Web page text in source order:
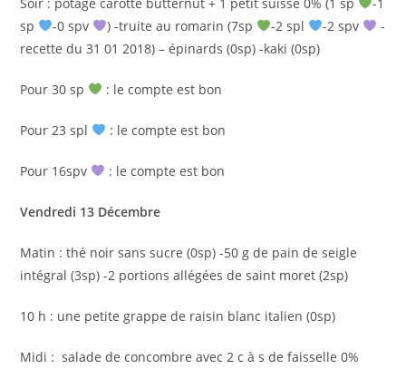
sp
-0 spv ) -truite au romarin (7sp -2 spl -2 spv
-
recette du 31 01 2018) – épinards (0sp) -kaki (0sp)
Pour 30 sp : le compte est bon
Pour 23 spl : le compte est bon
Pour 16spv : le compte est bon
Vendredi 13 Décembre
Matin : thé noir sans sucre (0sp) -50 g de pain de seigle
intégral (3sp) -2 portions allégées de saint moret (2sp)
10 h : une petite grappe de raisin blanc italien (0sp)
Midi : salade de concombre avec 2 c à s de faisselle 0%